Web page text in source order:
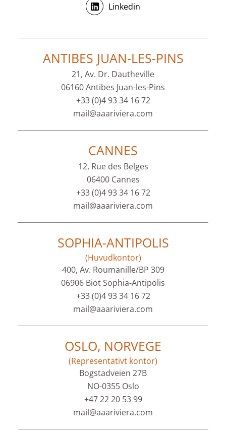
Linkedin
ANTIBES JUAN-LES-PINS
21, Av. Dr. Dautheville
06160 Antibes Juan-les-Pins
+33 (0)4 93 34 16 72
mail@aaariviera.com
CANNES
12, Rue des Belges
06400 Cannes
+33 (0)4 93 34 16 72
mail@aaariviera.com
SOPHIA-ANTIPOLIS
(Huvudkontor)
400, Av. Roumanille/BP 309
06906 Biot Sophia-Antipolis
+33 (0)4 93 34 16 72
mail@aaariviera.com
OSLO, NORVEGE
(Representativt kontor)
Bogstadveien 27B
NO-0355 Oslo
+47 22 20 53 99
mail@aaariviera.com